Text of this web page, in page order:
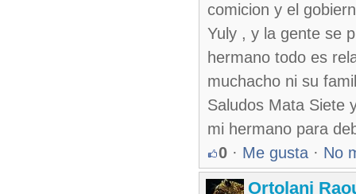
comicion y el
Yuly , y la gente se
hermano todo es
muchacho ni su
Saludos Mata Siete
mi hermano para
0 · Me gusta · No
Ortolani